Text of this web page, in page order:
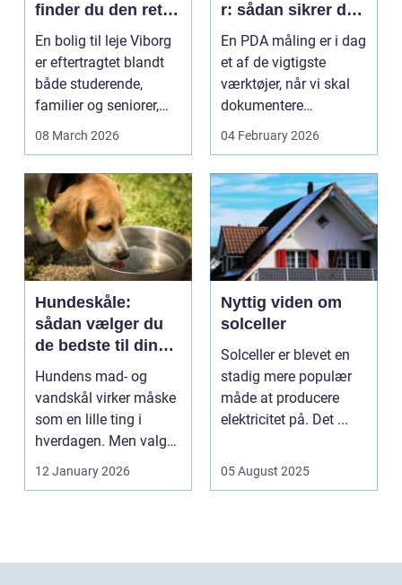
finder du den rette
lejlighed
En bolig til leje Viborg
er eftertragtet blandt
både studerende,
familier og seniorer,
fordi b...
08 March 2026
r: sådan sikrer du
dokumenteret
bæreevne
En PDA måling er i dag
et af de vigtigste
værktøjer, når vi skal
dokumentere
bæreevnen af pæle til
04 February 2026
Hundeskåle:
sådan vælger du
de bedste til din
hund
Hundens mad- og
vandskål virker måske
som en lille ting i
hverdagen. Men valg
af sk&arin...
12 January 2026
Nyttig viden om
solceller
Solceller er blevet en
stadig mere populær
måde at producere
elektricitet på. Det ...
05 August 2025